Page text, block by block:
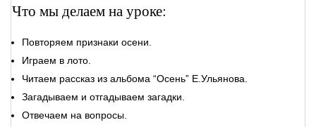
Что мы делаем на уроке:
Повторяем признаки осени.
Играем в лото.
Читаем рассказ из альбома “Осень” Е.Ульянова.
Загадываем и отгадываем загадки.
Отвечаем на вопросы.